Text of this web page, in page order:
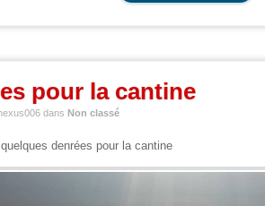
pour la cantine
dans Non classé
denrées pour la cantine